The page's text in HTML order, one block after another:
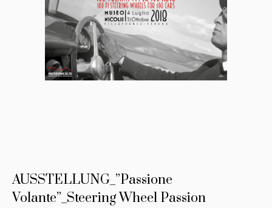
AUSSTELLUNG_”Passione
Volante”_Steering Wheel Passion